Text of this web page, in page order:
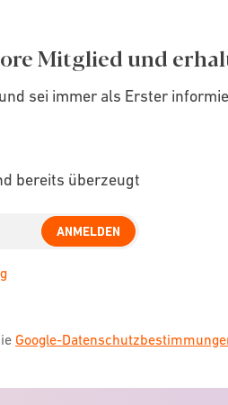
Mitglied und
sei immer als Erster
bereits überzeugt
ANMELDEN
Google-